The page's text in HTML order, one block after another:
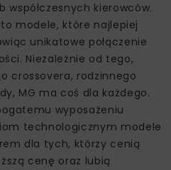
kierowców.
to modele, które najlepiej
unikatowe połączenie
Niezależnie od tego,
crossovera, rodzinnego
MG ma coś dla każdego.
wyposażeniu
technologicznym modele
dla tych, którzy cenią
cenę oraz lubią